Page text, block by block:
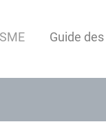
Guide